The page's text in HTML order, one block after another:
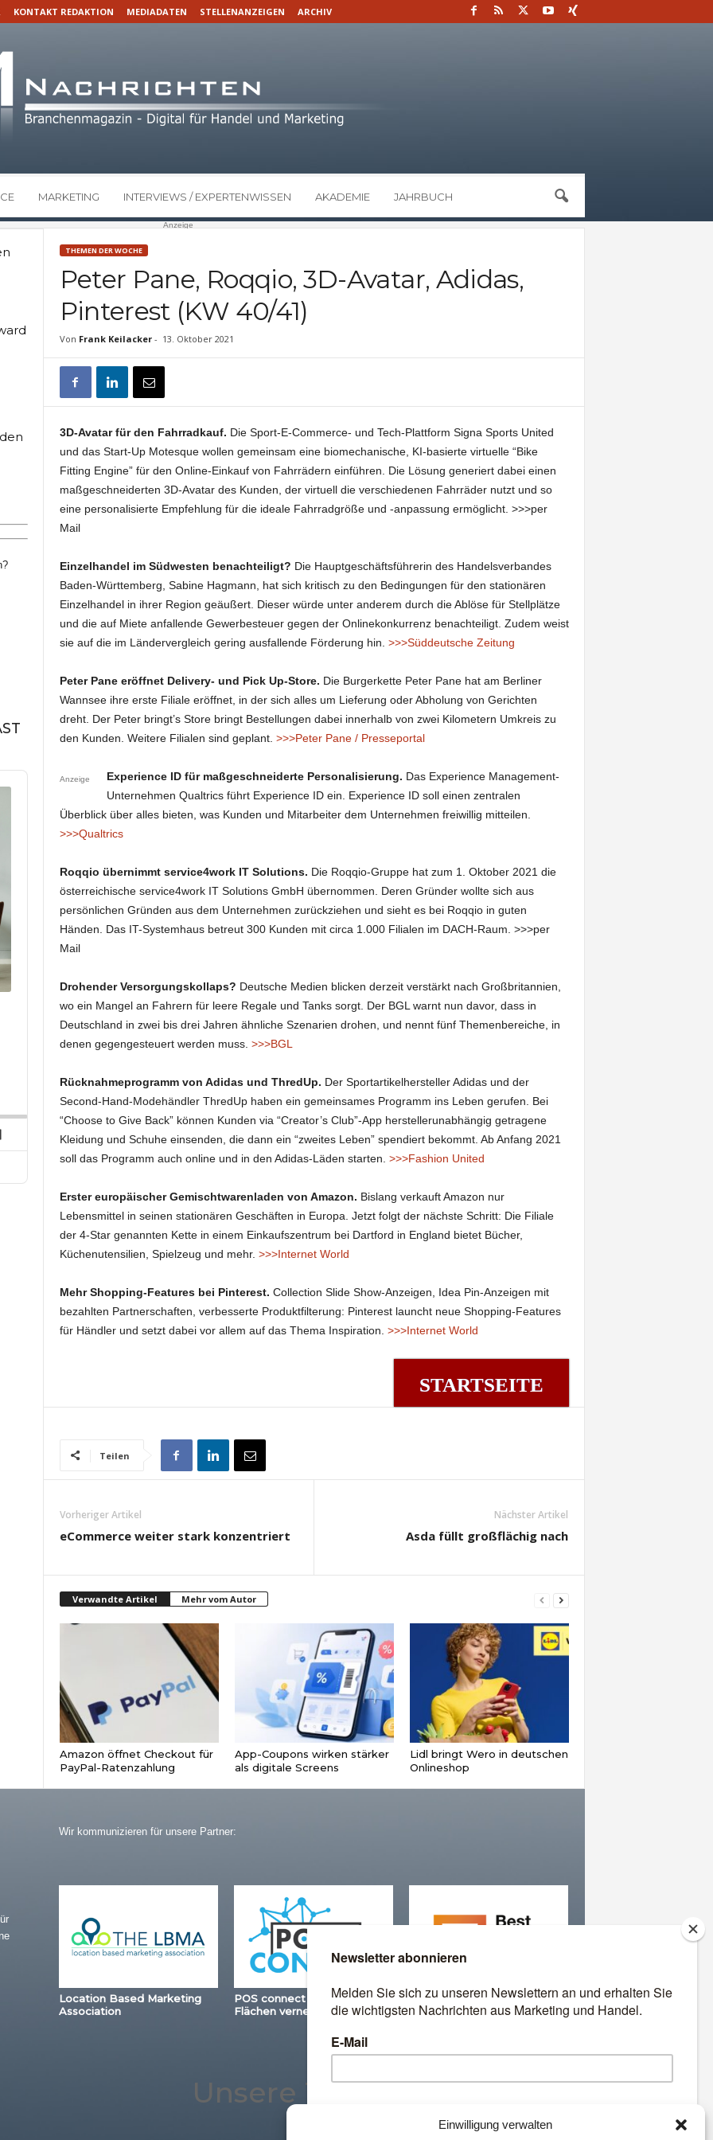
Einwilligung verwalten
KONTAKT REDAKTION MEDIADATEN STELLENANZEIGEN ARCHIV
MARKETING INTERVIEWS / EXPERTENWISSEN AKADEMIE JAHRBUCH
Anzeige
THEMEN DER WOCHE
Peter Pane, Roqqio, 3D-Avatar, Adidas,
Pinterest (KW 40/41)
Von Frank Keilacker- 13. Oktober 2021
3D-Avatar für den Fahrradkauf. Die Sport-E-Commerce- und Tech-Plattform Signa Sports United
und das Start-Up Motesque wollen gemeinsam eine biomechanische, KI-basierte virtuelle “Bike
Fitting Engine” für den Online-Einkauf von Fahrrädern einführen. Die Lösung generiert dabei einen
maßgeschneiderten 3D-Avatar des Kunden, der virtuell die verschiedenen Fahrräder nutzt und so
eine personalisierte Empfehlung für die ideale Fahrradgröße und -anpassung ermöglicht. >>>per
Mail
Einzelhandel im Südwesten benachteiligt? Die Hauptgeschäftsführerin des Handelsverbandes
Baden-Württemberg, Sabine Hagmann, hat sich kritisch zu den Bedingungen für den stationären
Einzelhandel in ihrer Region geäußert. Dieser würde unter anderem durch die Ablöse für Stellplätze
und die auf Miete anfallende Gewerbesteuer gegen der Onlinekonkurrenz benachteiligt. Zudem weist
sie auf die im Ländervergleich gering ausfallende Förderung hin. >>>Süddeutsche Zeitung
Peter Pane eröffnet Delivery- und Pick Up-Store. Die Burgerkette Peter Pane hat am Berliner
Wannsee ihre erste Filiale eröffnet, in der sich alles um Lieferung oder Abholung von Gerichten
dreht. Der Peter bringt’s Store bringt Bestellungen dabei innerhalb von zwei Kilometern Umkreis zu
den Kunden. Weitere Filialen sind geplant. >>>Peter Pane / Presseportal
Anzeige Experience ID für maßgeschneiderte Personalisierung. Das Experience Management-
Unternehmen Qualtrics führt Experience ID ein. Experience ID soll einen zentralen
Überblick über alles bieten, was Kunden und Mitarbeiter dem Unternehmen freiwillig mitteilen.
>>>Qualtrics
Roqqio übernimmt service4work IT Solutions. Die Roqqio-Gruppe hat zum 1. Oktober 2021 die
österreichische service4work IT Solutions GmbH übernommen. Deren Gründer wollte sich aus
persönlichen Gründen aus dem Unternehmen zurückziehen und sieht es bei Roqqio in guten
Händen. Das IT-Systemhaus betreut 300 Kunden mit circa 1.000 Filialen im DACH-Raum. >>>per
Mail
Drohender Versorgungskollaps? Deutsche Medien blicken derzeit verstärkt nach Großbritannien,
wo ein Mangel an Fahrern für leere Regale und Tanks sorgt. Der BGL warnt nun davor, dass in
Deutschland in zwei bis drei Jahren ähnliche Szenarien drohen, und nennt fünf Themenbereiche, in
denen gegengesteuert werden muss. >>>BGL
Rücknahmeprogramm von Adidas und ThredUp. Der Sportartikelhersteller Adidas und der
Second-Hand-Modehändler ThredUp haben ein gemeinsames Programm ins Leben gerufen. Bei
“Choose to Give Back” können Kunden via “Creator’s Club”-App herstellerunabhängig getragene
Kleidung und Schuhe einsenden, die dann ein “zweites Leben” spendiert bekommt. Ab Anfang 2021
soll das Programm auch online und in den Adidas-Läden starten. >>>Fashion United
Erster europäischer Gemischtwarenladen von Amazon. Bislang verkauft Amazon nur
Lebensmittel in seinen stationären Geschäften in Europa. Jetzt folgt der nächste Schritt: Die Filiale
der 4-Star genannten Kette in einem Einkaufszentrum bei Dartford in England bietet Bücher,
Küchenutensilien, Spielzeug und mehr. >>>Internet World
Mehr Shopping-Features bei Pinterest. Collection Slide Show-Anzeigen, Idea Pin-Anzeigen mit
bezahlten Partnerschaften, verbesserte Produktfilterung: Pinterest launcht neue Shopping-Features
für Händler und setzt dabei vor allem auf das Thema Inspiration. >>>Internet World
STARTSEITE
Teilen
Vorheriger Artikel
eCommerce weiter stark konzentriert
Nächster Artikel
Asda füllt großflächig nach
Verwandte Artikel Mehr vom Autor
Amazon öffnet Checkout für
PayPal-Ratenzahlung
App-Coupons wirken stärker
als digitale Screens
Lidl bringt Wero in deutschen
Onlineshop
Wir kommunizieren für unsere Partner:
Location Based Marketing
Association
POS connect – Stationäre
Flächen vernetzen
Best Retail Cases: Die
besten Lösungen für Händler
Unsere Themen: